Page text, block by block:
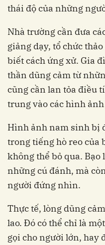
thái độ của những
Nhà trường cần đưa
giảng dạy, tổ chức
biết cách ứng xử. Gia
thần dũng cảm từ
cũng cần lan tỏa điều
trung vào các hình
Hình ảnh nam sinh bị
trong tiếng hò reo của
không thể bỏ qua.
những cú đánh, mà
người đứng nhìn.
Thực tế, lòng dũng
lao. Đó có thể chỉ là
gọi cho người lớn, hay